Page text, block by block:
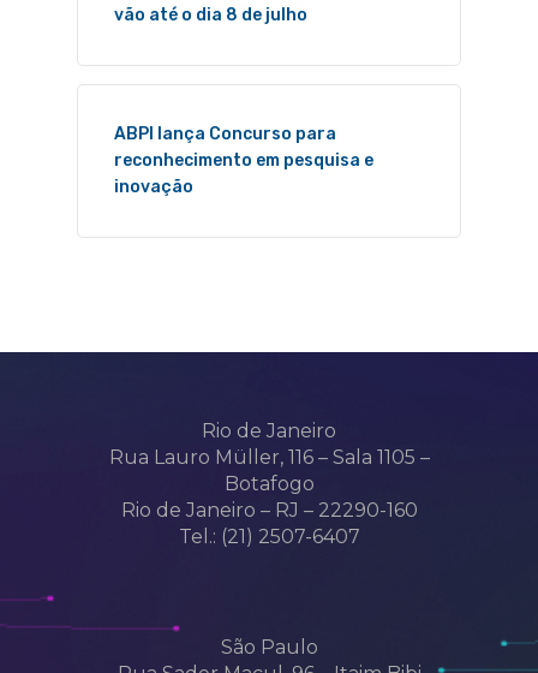
vão até o dia 8 de julho
ABPI lança Concurso para
reconhecimento em pesquisa e
inovação
Rio de Janeiro
Rua Lauro Müller, 116 – Sala 1105 –
Botafogo
Rio de Janeiro – RJ – 22290-160
Tel.: (21) 2507-6407
São Paulo